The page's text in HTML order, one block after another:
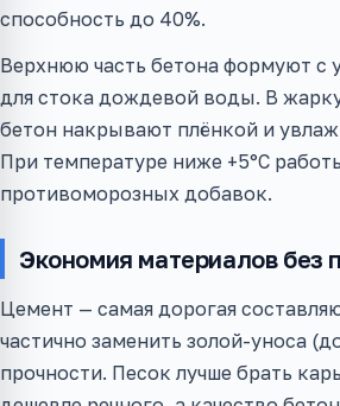
способность до 40%.
Верхнюю часть бетона формуют с
для стока дождевой воды. В
бетон накрывают плёнкой и
При температуре ниже +5°C
противоморозных добавок.
Экономия материалов без
Цемент — самая дорогая
частично заменить золой-уноса
прочности. Песок лучше брать